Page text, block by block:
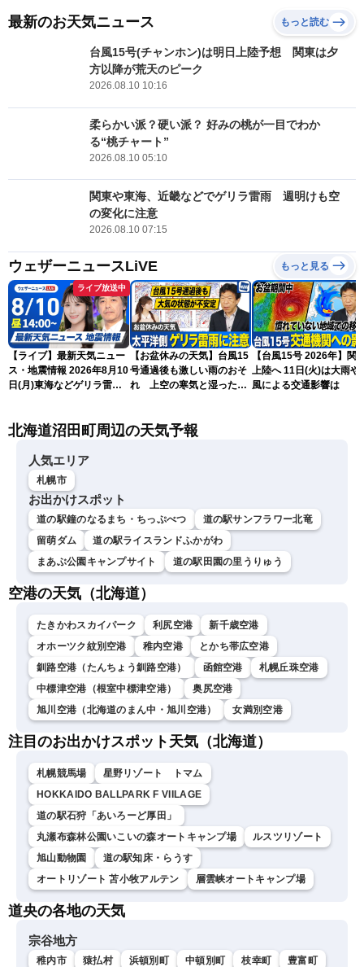
最新のお天気ニュース もっと読む
台風15号(チャンホン)は明日上陸予想 関東は夕
方以降が荒天のピーク
2026.08.10 10:16
柔らかい派？硬い派？ 好みの桃が一目でわか
る“桃チャート”
2026.08.10 05:10
関東や東海、近畿などでゲリラ雷雨 週明けも空
の変化に注意
2026.08.10 07:15
ウェザーニュースLiVE もっと見る
ライブ放送中
【ライブ】最新天気ニュー
ス・地震情報 2026年8月10
日(月)東海などゲリラ雷雨
ースLiVEアフタヌーン・戸
【お盆休みの天気】台風15
号通過後も激しい雨のおそ
れ 上空の寒気と湿った空
【台風15号 2026年】関
上陸へ 11日(火)は大雨や
風による交通影響は
北海道沼田町周辺の天気予報
人気エリア
札幌市
お出かけスポット
道の駅鐘のなるまち・ちっぷべつ
道の駅サンフラワー北竜
留萌ダム
道の駅ライスランドふかがわ
まあぶ公園キャンプサイト
道の駅田園の里うりゅう
空港の天気（北海道）
たきかわスカイパーク 利尻空港
新千歳空港
オホーツク紋別空港
稚内空港
とかち帯広空港
釧路空港（たんちょう釧路空港）
函館空港
札幌丘珠空港
中標津空港（根室中標津空港）
奥尻空港
旭川空港（北海道のまん中・旭川空港）
女満別空港
注目のお出かけスポット天気（北海道）
札幌競馬場
星野リゾート トマム
HOKKAIDO BALLPARK F VIILAGE
道の駅石狩「あいろーど厚田」
丸瀬布森林公園いこいの森オートキャンプ場
ルスツリゾート
旭山動物園
道の駅知床・らうす
オートリゾート 苫小牧アルテン
層雲峡オートキャンプ場
道央の各地の天気
宗谷地方
稚内市 猿払村 浜頓別町 中頓別町 枝幸町
豊富町